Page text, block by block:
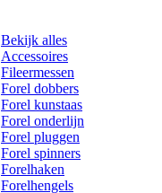
Bekijk alles
Accessoires
Fileermessen
Forel dobbers
Forel kunstaas
Forel onderlijn
Forel pluggen
Forel spinners
Forelhaken
Forelhengels